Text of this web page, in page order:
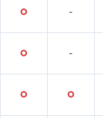
○ -
○ -
○ ○